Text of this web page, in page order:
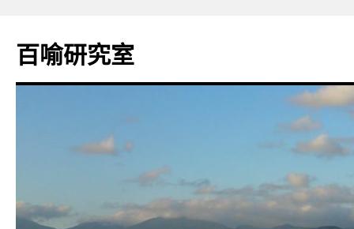
百喻研究室